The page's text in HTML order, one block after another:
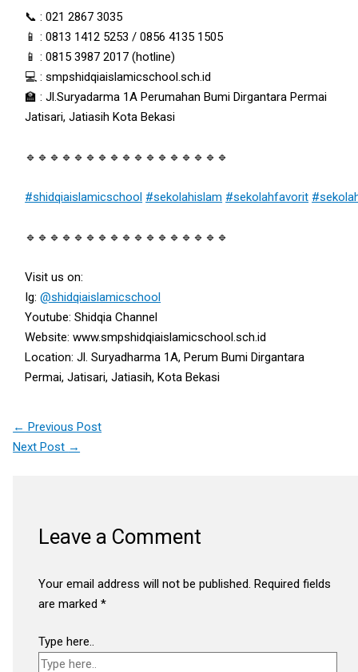
📞 : 021 2867 3035
📱 : 0813 1412 5253 / 0856 4135 1505
📱 : 0815 3987 2017 (hotline)
💻 : smpshidqiaislamicschool.sch.id
🏫 : Jl.Suryadarma 1A Perumahan Bumi Dirgantara Permai
Jatisari, Jatiasih Kota Bekasi
🔹🔹🔹🔹🔹🔹🔹🔹🔹🔹🔹🔹🔹🔹🔹🔹🔹
#shidqiaislamicschool #sekolahislam #sekolahfavorit
🔹🔹🔹🔹🔹🔹🔹🔹🔹🔹🔹🔹🔹🔹🔹🔹🔹
Visit us on:
Ig:@shidqiaislamicschool
Youtube: Shidqia Channel
Website: www.smpshidqiaislamicschool.sch.id
Location: Jl. Suryadharma 1A, Perum Bumi Dirgantara
Permai, Jatisari, Jatiasih, Kota Bekasi
← Previous Post
Next Post →
Leave a Comment
Your email address will not be published. Required fields
are marked*
Type here..